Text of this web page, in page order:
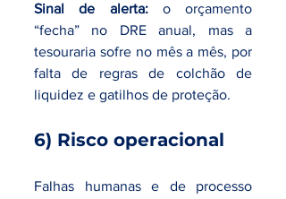
Sinal de alerta: o orçamento
“fecha” no DRE anual, mas a
tesouraria sofre no mês a mês, por
falta de regras de colchão de
liquidez e gatilhos de proteção.
6) Risco operacional
Falhas humanas e de processo